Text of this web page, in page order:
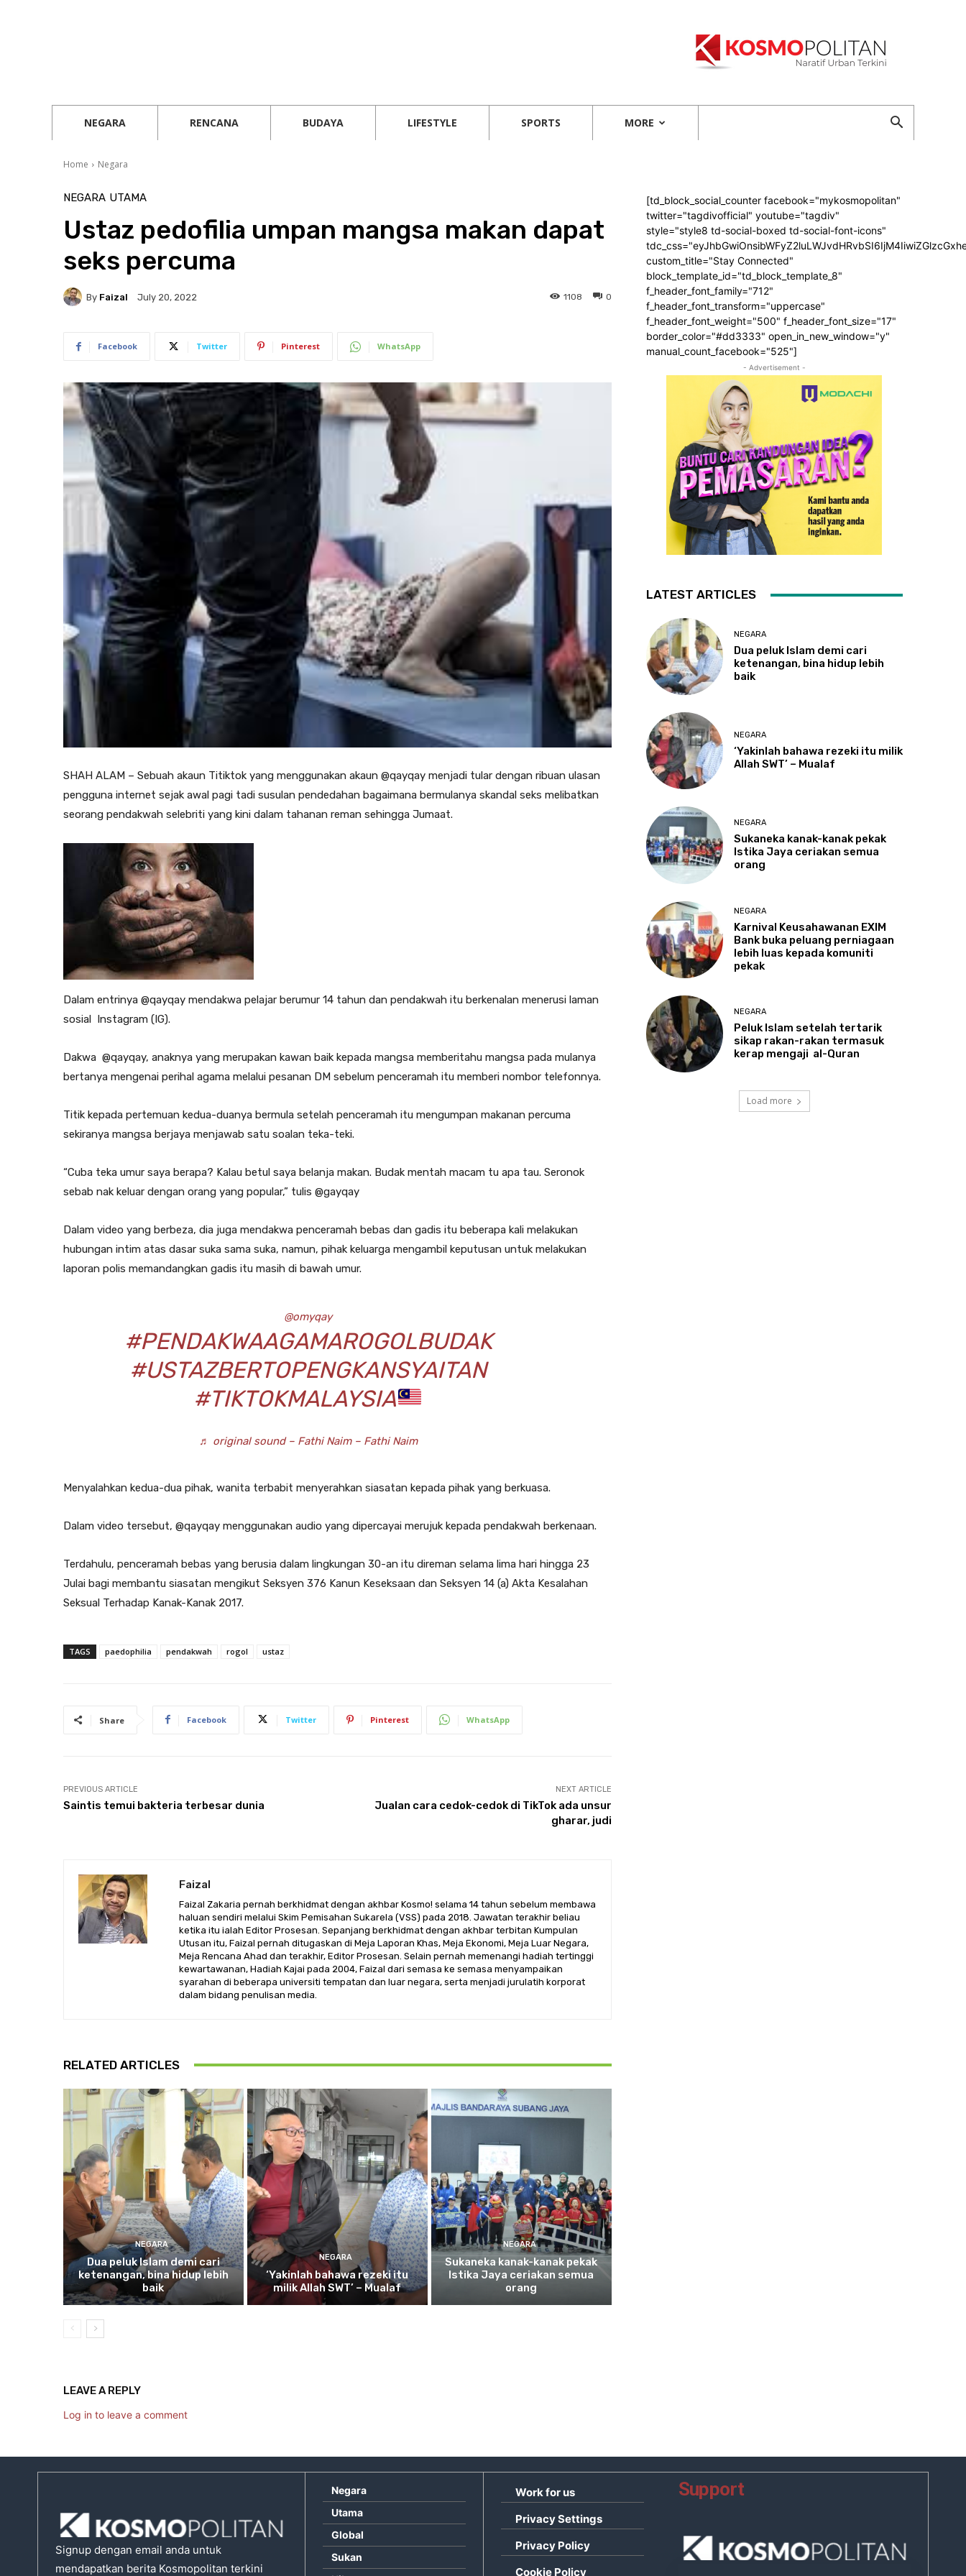
NEGARA RENCANA BUDAYA LIFESTYLE SPORTS MORE
Home Negara
NEGARA UTAMA
Ustaz pedofilia umpan mangsa makan dapat
seks percuma
By Faizal July 20, 2022 0
1108
Facebook Twitter Pinterest WhatsApp
SHAH ALAM – Sebuah akaun Titiktok yang menggunakan akaun @qayqay menjadi tular dengan ribuan ulasan
pengguna internet sejak awal pagi tadi susulan pendedahan bagaimana bermulanya skandal seks melibatkan
seorang pendakwah selebriti yang kini dalam tahanan reman sehingga Jumaat.
Dalam entrinya @qayqay mendakwa pelajar berumur 14 tahun dan pendakwah itu berkenalan menerusi laman
sosial Instagram (IG).
Dakwa @qayqay, anaknya yang merupakan kawan baik kepada mangsa memberitahu mangsa pada mulanya
bertanya mengenai perihal agama melalui pesanan DM sebelum penceramah itu memberi nombor telefonnya.
Titik kepada pertemuan kedua-duanya bermula setelah penceramah itu mengumpan makanan percuma
sekiranya mangsa berjaya menjawab satu soalan teka-teki.
“Cuba teka umur saya berapa? Kalau betul saya belanja makan. Budak mentah macam tu apa tau. Seronok
sebab nak keluar dengan orang yang popular,” tulis @gayqay
Dalam video yang berbeza, dia juga mendakwa penceramah bebas dan gadis itu beberapa kali melakukan
hubungan intim atas dasar suka sama suka, namun, pihak keluarga mengambil keputusan untuk melakukan
laporan polis memandangkan gadis itu masih di bawah umur.
@omyqay
#PENDAKWAAGAMAROGOLBUDAK
#USTAZBERTOPENGKANSYAITAN
#TIKTOKMALAYSIA
♬ original sound – Fathi Naim – Fathi Naim
Menyalahkan kedua-dua pihak, wanita terbabit menyerahkan siasatan kepada pihak yang berkuasa.
Dalam video tersebut, @qayqay menggunakan audio yang dipercayai merujuk kepada pendakwah berkenaan.
Terdahulu, penceramah bebas yang berusia dalam lingkungan 30-an itu direman selama lima hari hingga 23
Julai bagi membantu siasatan mengikut Seksyen 376 Kanun Keseksaan dan Seksyen 14 (a) Akta Kesalahan
Seksual Terhadap Kanak-Kanak 2017.
TAGS paedophilia pendakwah rogol ustaz
Share Facebook Twitter Pinterest WhatsApp
PREVIOUS ARTICLE
Saintis temui bakteria terbesar dunia
NEXT ARTICLE
Jualan cara cedok-cedok di TikTok ada unsur
gharar, judi
Faizal
Faizal Zakaria pernah berkhidmat dengan akhbar Kosmo! selama 14 tahun sebelum membawa
haluan sendiri melalui Skim Pemisahan Sukarela (VSS) pada 2018. Jawatan terakhir beliau
ketika itu ialah Editor Prosesan. Sepanjang berkhidmat dengan akhbar terbitan Kumpulan
Utusan itu, Faizal pernah ditugaskan di Meja Laporan Khas, Meja Ekonomi, Meja Luar Negara,
Meja Rencana Ahad dan terakhir, Editor Prosesan. Selain pernah memenangi hadiah tertinggi
kewartawanan, Hadiah Kajai pada 2004, Faizal dari semasa ke semasa menyampaikan
syarahan di beberapa universiti tempatan dan luar negara, serta menjadi jurulatih korporat
dalam bidang penulisan media.
RELATED ARTICLES
NEGARA
Duapeluk Islam demi cari
ketenangan, bina hidup lebih
baik
NEGARA
‘Yakinlah bahawa rezeki itu
milik Allah SWT’ – Mualaf
NEGARA
Sukaneka kanak-kanak pekak
Istika Jaya ceriakan semua
orang
LEAVE A REPLY
Log in to leave a comment
[td_block_social_counter facebook="mykosmopolitan"
twitter="tagdivofficial" youtube="tagdiv"
style="style8 td-social-boxed td-social-font-icons"
custom_title="Stay Connected"
block_template_id="td_block_template_8"
f_header_font_family="712"
f_header_font_transform="uppercase"
f_header_font_weight="500" f_header_font_size="17"
border_color="#dd3333" open_in_new_window="y"
manual_count_facebook="525"]
- Advertisement -
LATEST ARTICLES
NEGARA
Dua peluk Islam demi cari
ketenangan, bina hidup lebih
baik
NEGARA
‘Yakinlah bahawa rezeki itu milik
Allah SWT’ – Mualaf
NEGARA
Sukaneka kanak-kanak pekak
Istika Jaya ceriakan semua
orang
NEGARA
Karnival Keusahawanan EXIM
Bank buka peluang perniagaan
lebih luas kepada komuniti
pekak
NEGARA
PelukIslam setelah tertarik
sikap rakan-rakan termasuk
kerap mengaji al-Quran
Load more
Signup dengan email anda untuk
mendapatkan berita Kosmopolitan terkini
Negara
Utama
Global
Sukan
Work for us
Privacy Settings
Privacy Policy
Cookie Policy
Support